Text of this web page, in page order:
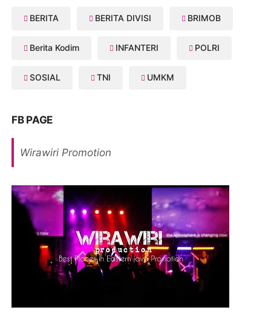
BERITA BERITA DIVISI BRIMOB
Berita Kodim INFANTERI POLRI
SOSIAL TNI UMKM
FB PAGE
Wirawiri Promotion